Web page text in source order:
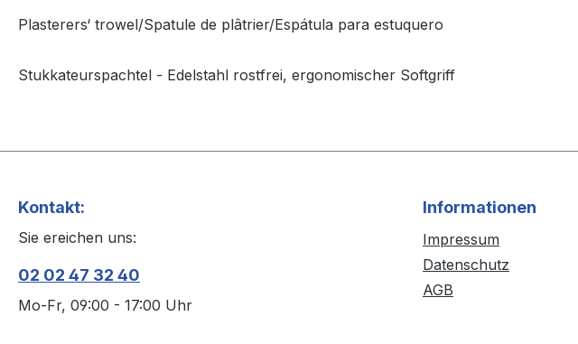
Plasterers‘ trowel/Spatule de plâtrier/Espátula para estuquero
Stukkateurspachtel - Edelstahl rostfrei, ergonomischer Softgriff
Kontakt:
Sie ereichen uns:
02 02 47 32 40
Mo-Fr, 09:00 - 17:00 Uhr
Informationen
Impressum
Datenschutz
AGB